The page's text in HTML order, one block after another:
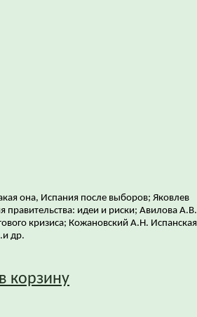
она, Испания после выборов; Яковлев
правительства: идеи и риски; Авилова А.В.
кризиса; Кожановский А.Н. Испанская
др.
корзину